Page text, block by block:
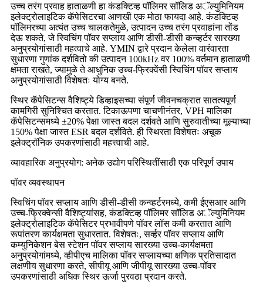
उच्च तरंग प्रवाह हाताळणी हा कंडक्टिव्ह पॉलिमर सॉलिड अॅल्युमिनियम
इलेक्ट्रोलाइटिक कॅपेसिटरचा आणखी एक मोठा फायदा आहे. कंडक्टिव्ह
पॉलिमरच्या अत्यंत उच्च चालकतेमुळे, उत्पादन उच्च तरंग प्रवाहांना तोंड
देऊ शकते, जे स्विचिंग पॉवर सप्लाय आणि डीसी-डीसी कन्व्हर्टर सारख्या
अनुप्रयोगांसाठी महत्वाचे आहे. YMIN द्वारे प्रदान केलेला वारंवारता
सुधारणा गुणांक दर्शवितो की उत्पादन 100kHz वर 100% वर्तमान हाताळणी
क्षमता राखते, ज्यामुळे ते आधुनिक उच्च-फ्रिक्वेंसी स्विचिंग पॉवर सप्लाय
अनुप्रयोगांसाठी विशेषतः योग्य बनते.
स्थिर कॅपेसिटन्स वैशिष्ट्ये डिव्हाइसच्या संपूर्ण जीवनचक्रात सातत्यपूर्ण
कामगिरी सुनिश्चित करतात. टिकाऊपणा चाचणीनंतर, VPH मालिका
कॅपेसिटन्समध्ये ±20% पेक्षा जास्त बदल दर्शवते आणि सुरुवातीच्या मूल्याच्या
150% पेक्षा जास्त ESR बदल दर्शविते. ही स्थिरता विशेषतः अचूक
इलेक्ट्रॉनिक उपकरणांसाठी महत्त्वाची आहे.
व्यावहारिक अनुप्रयोग: अनेक उद्योग परिस्थितींसाठी एक परिपूर्ण उपाय
पॉवर व्यवस्थापन
स्विचिंग पॉवर सप्लाय आणि डीसी-डीसी कन्व्हर्टरमध्ये, कमी ईएसआर आणि
उच्च-फ्रिक्वेन्सी वैशिष्ट्यांसह, कंडक्टिव्ह पॉलिमर सॉलिड अॅल्युमिनियम
इलेक्ट्रोलाइटिक कॅपेसिटर प्रभावीपणे पॉवर लॉस कमी करतात आणि
रूपांतरण कार्यक्षमता सुधारतात. विशेषतः, सर्व्हर पॉवर सप्लाय आणि
कम्युनिकेशन बेस स्टेशन पॉवर सप्लाय सारख्या उच्च-कार्यक्षमता
अनुप्रयोगांमध्ये, व्हीपीएच मालिका पॉवर सप्लायच्या क्षणिक प्रतिसादात
लक्षणीय सुधारणा करते, सीपीयू आणि जीपीयू सारख्या उच्च-पॉवर
उपकरणांसाठी अधिक स्थिर ऊर्जा पुरवठा प्रदान करते.